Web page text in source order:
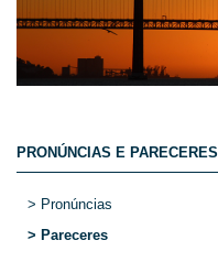
PRONÚNCIAS E PARECERES
> Pronúncias
> Pareceres